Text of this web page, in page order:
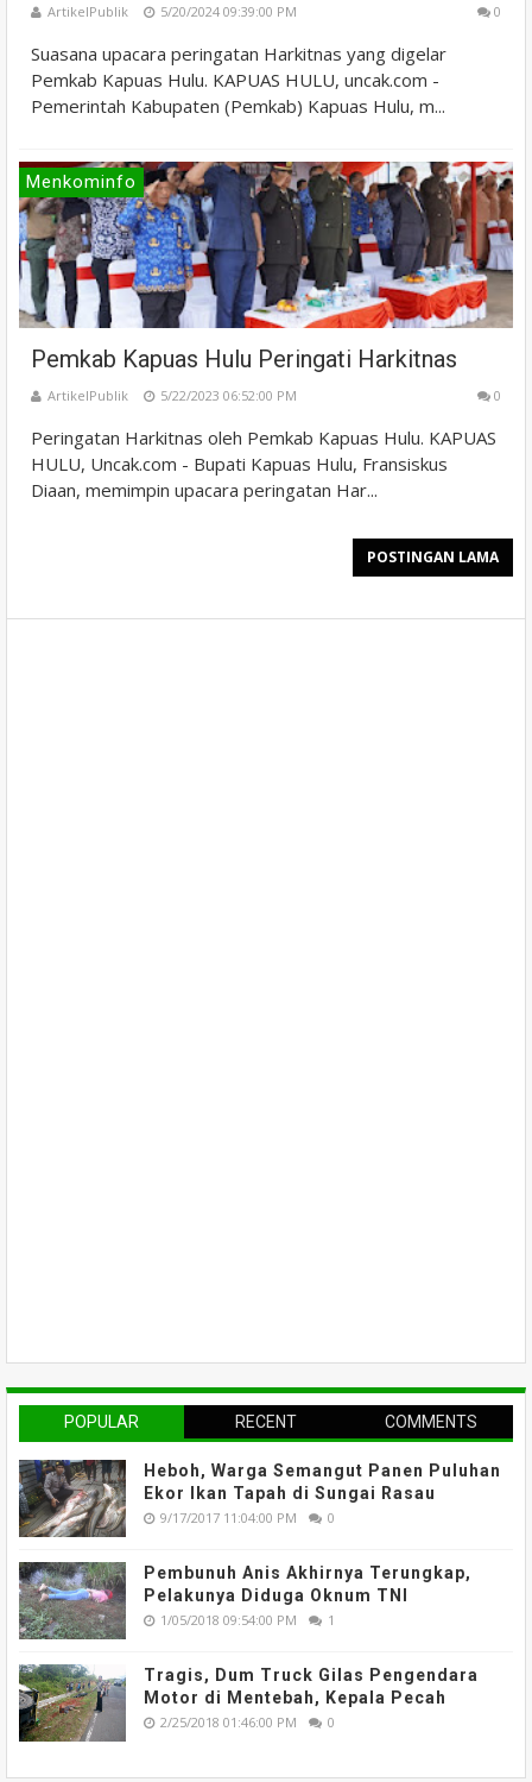
ArtikelPublik 5/20/2024 09:39:00 PM 0
Suasana upacara peringatan Harkitnas yang digelar
Pemkab Kapuas Hulu. KAPUAS HULU, uncak.com -
Pemerintah Kabupaten (Pemkab) Kapuas Hulu, m...
Menkominfo
Pemkab Kapuas Hulu Peringati Harkitnas
ArtikelPublik 5/22/2023 06:52:00 PM 0
Peringatan Harkitnas oleh Pemkab Kapuas Hulu. KAPUAS
HULU, Uncak.com - Bupati Kapuas Hulu, Fransiskus
Diaan, memimpin upacara peringatan Har...
POSTINGAN LAMA
POPULAR RECENT COMMENTS
Heboh, Warga Semangut Panen Puluhan
Ekor Ikan Tapah di Sungai Rasau
9/17/2017 11:04:00 PM 0
Pembunuh Anis Akhirnya Terungkap,
Pelakunya Diduga Oknum TNI
1/05/2018 09:54:00 PM 1
Tragis, Dum Truck Gilas Pengendara
Motor di Mentebah, Kepala Pecah
2/25/2018 01:46:00 PM 0